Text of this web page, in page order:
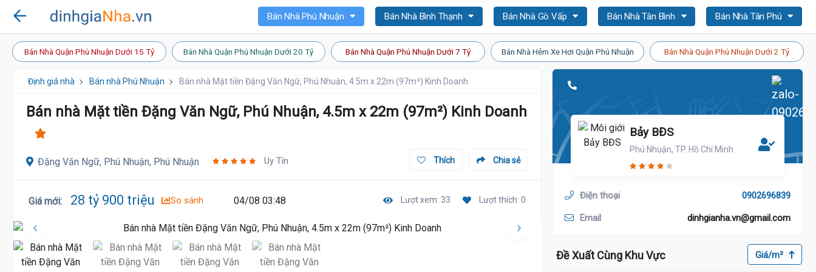
Bán Nhà Phú Nhuận Bán Nhà Bình Thạnh Bán Nhà Gò Vấp Bán Nhà Tân Bình Bán Nhà Tân Phú
Bán Nhà Quận Phú Nhuận Dưới 15 Tỷ Bán Nhà Quận Phú Nhuận Dưới 20 Tỷ Bán Nhà Quận Phú Nhuận Dưới 7 Tỷ Bán Nhà Hẻm Xe Hơi Quận Phú Nhuận Bán Nhà Quận Phú Nhuận Dưới 2 Tỷ
Định giá nhà Bán nhà Phú Nhuận Bán nhà Mặt tiền Đặng Văn Ngữ, Phú Nhuận, 4.5m x 22m (97m²) Kinh Doanh
Bán nhà Mặt tiền Đặng Văn Ngữ, Phú Nhuận, 4.5m x 22m (97m²) Kinh Doanh
Đặng Văn Ngữ, Phú Nhuận, Phú Nhuận Uy Tín Chia sẻ
Thích
Giá mới: 28 tỷ 900 triệu So sánh 04/08 03:48 Lượt xem: 33 Lượt thích: 0 19 Tỷ
Bảy BĐS
Phú Nhuận, TP. Hồ Chí Minh
Điện thoại 0902696839
Email dinhgianha.vn@gmail.com
Đề Xuất Cùng Khu Vực Giá/m²